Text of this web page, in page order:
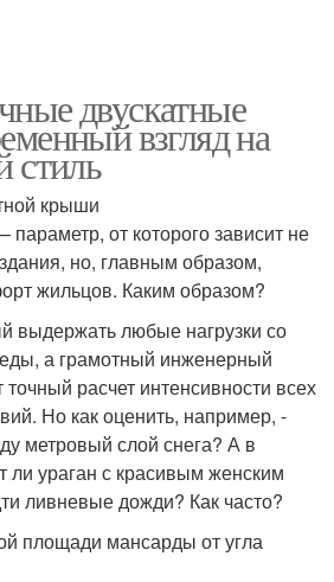
двускатные
взгляд на
стиль
крыши
от которого зависит не
но, главным образом,
жильцов. Каким образом?
выдержать любые нагрузки со
а грамотный инженерный
расчет интенсивности всех
Но как оценить, например, -
метровый слой снега? А в
ураган с красивым женским
ливневые дожди? Как часто?
площади мансарды от угла